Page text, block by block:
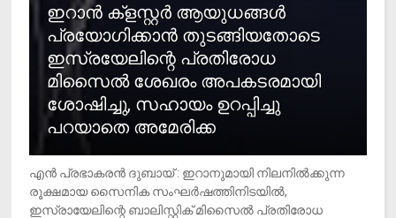
ഇറാന്‍ ക്‌ളസ്റ്റര്‍ ആയുധങ്ങള്‍
പ്രയോഗിക്കാന്‍ തുടങ്ങിയതോടെ
ഇസ്രയേലിന്റെ പ്രതിരോധ
മിസൈല്‍ ശേഖരം അപകടരമായി
ശോഷിച്ചു, സഹായം ഉറപ്പിച്ചു
പറയാതെ അമേരിക്ക
എന്‍ പ്രഭാകരന്‍ ദുബായ് : ഇറാനുമായി നിലനില്‍ക്കുന്ന
രൂക്ഷമായ സൈനിക സംഘര്‍ഷത്തിനിടയില്‍,
ഇസ്രായേലിന്റെ ബാലിസ്റ്റിക് മിസൈല്‍ പ്രതിരോധ